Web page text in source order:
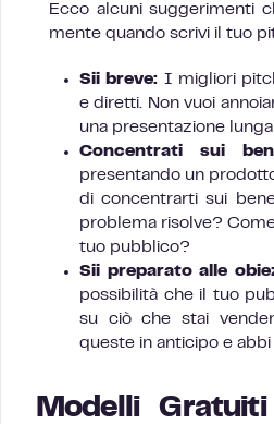
Ecco alcuni suggerimenti
mente quando scrivi il tuo
Sii breve: I migliori
e diretti. Non vuoi
una presentazione
Concentrati sui
presentando un
di concentrarti sui
problema risolve?
tuo pubblico?
Sii preparato alle
possibilità che il tuo
su ciò che stai
queste in anticipo e
Modelli